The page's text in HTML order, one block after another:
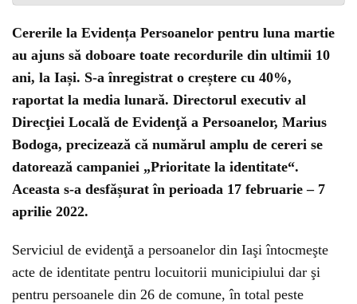
Cererile la Evidența Persoanelor pentru luna martie
au ajuns să doboare toate recordurile din ultimii 10
ani, la Iași. S-a înregistrat o creștere cu 40%,
raportat la media lunară. Directorul executiv al
Direcţiei Locală de Evidenţă a Persoanelor, Marius
Bodoga, precizează că numărul amplu de cereri se
datorează campaniei „Prioritate la identitate“.
Aceasta s-a desfășurat în perioada 17 februarie – 7
aprilie 2022.
Serviciul de evidenţă a persoanelor din Iaşi întocmeşte
acte de identitate pentru locuitorii municipiului dar şi
pentru persoanele din 26 de comune, în total peste